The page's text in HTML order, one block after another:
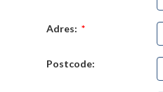
Adres: *
Postcode: